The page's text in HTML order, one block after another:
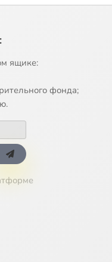
ящике:
фонда;